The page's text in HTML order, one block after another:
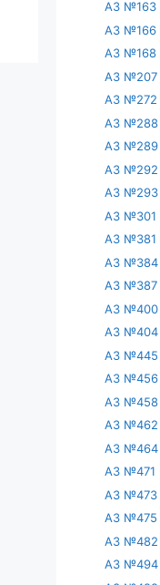
АЗ №163
АЗ №166
АЗ №168
АЗ №207
АЗ №272
АЗ №288
АЗ №289
АЗ №292
АЗ №293
АЗ №301
АЗ №381
АЗ №384
АЗ №387
АЗ №400
АЗ №404
АЗ №445
АЗ №456
АЗ №458
АЗ №462
АЗ №464
АЗ №471
АЗ №473
АЗ №475
АЗ №482
АЗ №494